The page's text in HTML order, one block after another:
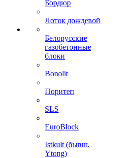
Бордюр
Лоток дождевой
Белорусские
газобетонные
блоки
Bonolit
Поритеп
SLS
EuroBlock
Istkult (бывш.
Ytong)